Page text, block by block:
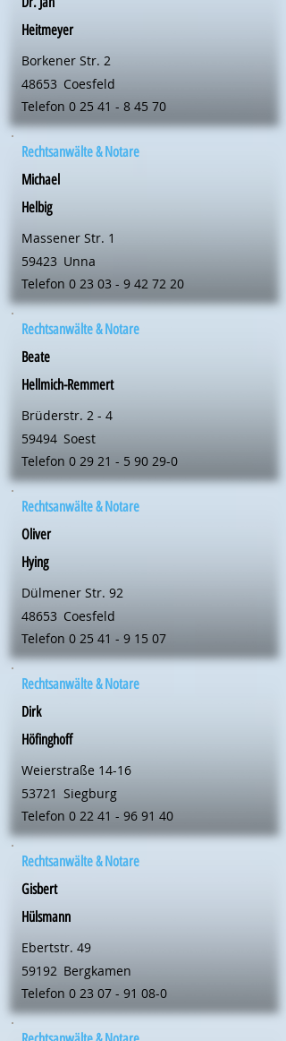
Heitmeyer
Borkener Str. 2
48653 Coesfeld
Telefon 0 25 41 - 8 45 70
Rechtsanwälte & Notare
Michael
Helbig
Massener Str. 1
59423 Unna
Telefon 0 23 03 - 9 42 72 20
Rechtsanwälte & Notare
Beate
Hellmich-Remmert
Brüderstr. 2 - 4
59494 Soest
Telefon 0 29 21 - 5 90 29-0
Rechtsanwälte & Notare
Oliver
Hying
Dülmener Str. 92
48653 Coesfeld
Telefon 0 25 41 - 9 15 07
Rechtsanwälte & Notare
Dirk
Höfinghoff
Weierstraße 14-16
53721 Siegburg
Telefon 0 22 41 - 96 91 40
Rechtsanwälte & Notare
Gisbert
Hülsmann
Ebertstr. 49
59192 Bergkamen
Telefon 0 23 07 - 91 08-0